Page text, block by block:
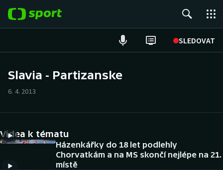
SLEDOVAT
Hokej
Tenis
Atletika
Slavia - Partizanske
6. 4. 2013
Videa k tématu
Házenkářky do 18 let podlehly
Chorvatkám a na MS skončí nejlépe na 21.
místě